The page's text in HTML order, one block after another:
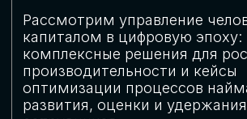
СКАЧАТЬ
ПРОГРАММУ
КОНФЕРЕНЦИИ